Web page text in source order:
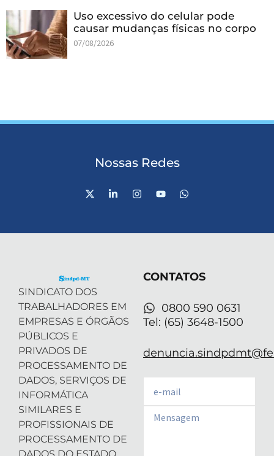
Uso excessivo do celular pode
causar mudanças físicas no corpo
07/08/2026
Nossas Redes
X
-
L
i
I
n
Y
o
W
h
SINDICATO DOS
TRABALHADORES EM
EMPRESAS E ÓRGÃOS
PÚBLICOS E
PRIVADOS DE
PROCESSAMENTO DE
DADOS, SERVIÇOS DE
INFORMÁTICA
SIMILARES E
PROFISSIONAIS DE
PROCESSAMENTO DE
CONTATOS
0800 590 0631
Tel: (65) 3648-1500
Email